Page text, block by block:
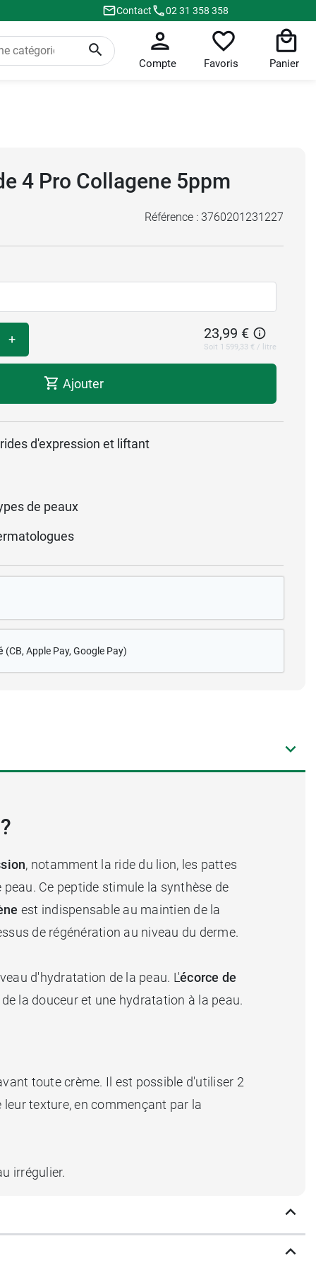
Contact 02 31 358 358
Compte Favoris Panier
4 Pro Collagene 5ppm
Référence : 3760201231227
+ 23,99 €
Soit 1 599,33 € / litre
Ajouter
d'expression et liftant
de peaux
(CB, Apple Pay, Google Pay)
, notamment la ride du lion, les pattes
Ce peptide stimule la synthèse de
est indispensable au maintien de la
de régénération au niveau du derme.
d'hydratation de la peau. L'écorce de
la douceur et une hydratation à la peau.
toute crème. Il est possible d'utiliser 2
texture, en commençant par la
irrégulier.